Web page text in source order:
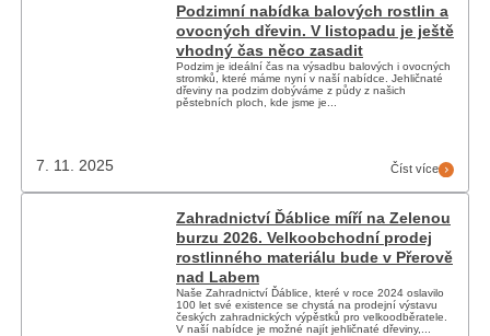
7. 11. 2025
Podzimní nabídka balových rostlin a
ovocných dřevin. V listopadu je ještě
vhodný čas něco zasadit
Podzim je ideální čas na výsadbu balových i ovocných
stromků, které máme nyní v naší nabídce. Jehličnaté
dřeviny na podzim dobýváme z půdy z našich
pěstebních ploch, kde jsme je...
Číst více
Zahradnictví Ďáblice míří na Zelenou
burzu 2026. Velkoobchodní prodej
rostlinného materiálu bude v Přerově
nad Labem
Naše Zahradnictví Ďáblice, které v roce 2024 oslavilo
100 let své existence se chystá na prodejní výstavu
českých zahradnických výpěstků pro velkoodběratele.
V naší nabídce je možné najít jehličnaté dřeviny,...